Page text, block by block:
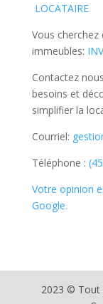
LOCATAIRE
Vous
immeubles:
Contactez
besoins et
simplifier la
Courriel:
Téléphone :
Votre opinion
Google.
2023 © Tout